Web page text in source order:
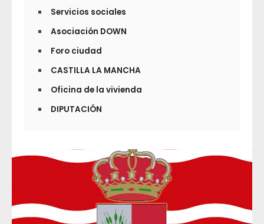
Servicios sociales
Asociación DOWN
Foro ciudad
CASTILLA LA MANCHA
Oficina de la vivienda
DIPUTACIÓN